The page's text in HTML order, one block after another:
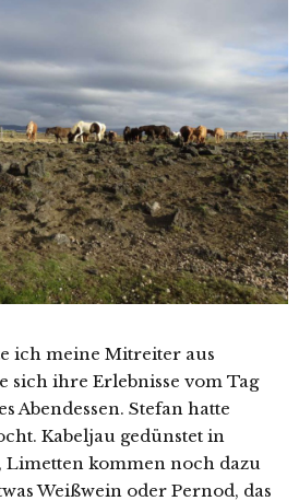
ich meine Mitreiter aus
sich ihre Erlebnisse vom Tag
Abendessen. Stefan hatte
Kabeljau gedünstet in
Limetten kommen noch dazu
Weißwein oder Pernod, das